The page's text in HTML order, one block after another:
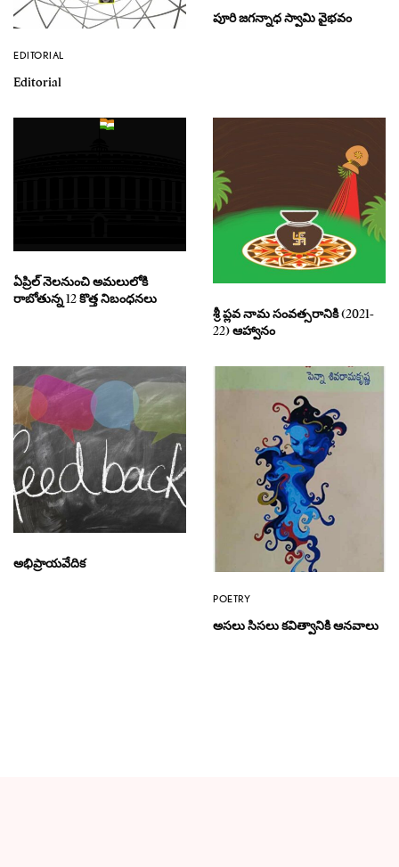
EDITORIAL
Editorial
పూరి జగన్నాధ స్వామి వైభవం
ఏప్రిల్ నెలనుంచి అమలులోకి
రాబోతున్న 12 కొత్త నిబంధనలు
శ్రీ ప్లవ నామ సంవత్సరానికి (2021-
22) ఆహ్వానం
అభిప్రాయవేదిక
POETRY
అసలు సిసలు కవిత్వానికి ఆనవాలు